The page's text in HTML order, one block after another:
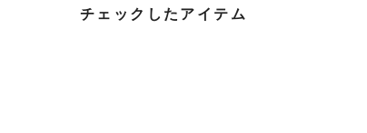
チェックしたアイテム